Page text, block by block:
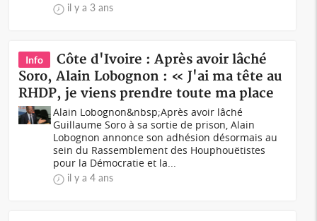
il y a 3 ans
Info
Côte d'Ivoire : Après avoir lâché
Soro, Alain Lobognon : « J'ai ma tête au
RHDP, je viens prendre toute ma place
Alain Lobognon&nbsp;Après avoir lâché
Guillaume Soro à sa sortie de prison, Alain
Lobognon annonce son adhésion désormais au
sein du Rassemblement des Houphouëtistes
pour la Démocratie et la...
il y a 4 ans